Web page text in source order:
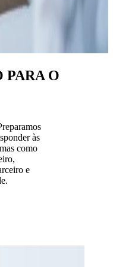
PARA O
às
como
e